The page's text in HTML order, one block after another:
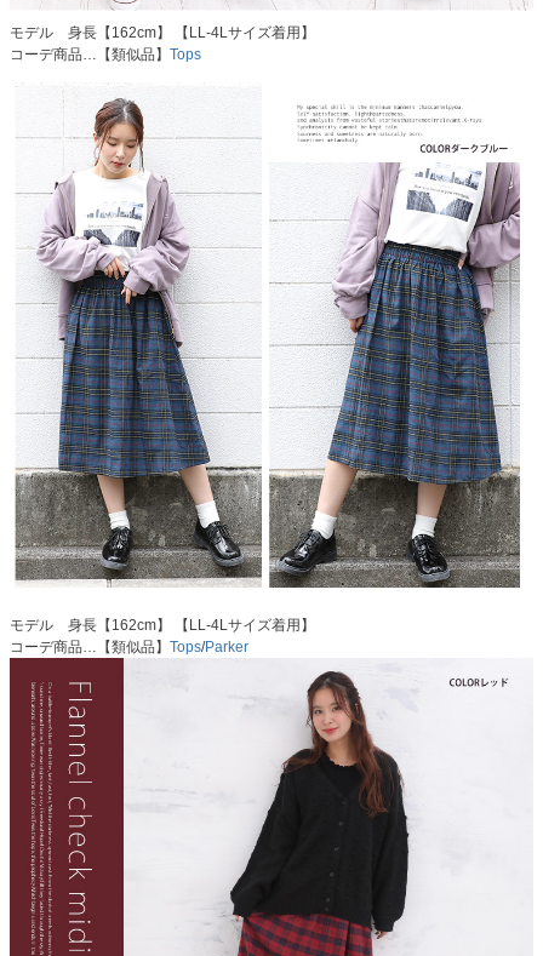
モデル 身長【162cm】 【LL-4Lサイズ着用】
コーデ商品…【類似品】 Tops
モデル 身長【162cm】 【LL-4Lサイズ着用】
コーデ商品…【類似品】 Tops/Parker